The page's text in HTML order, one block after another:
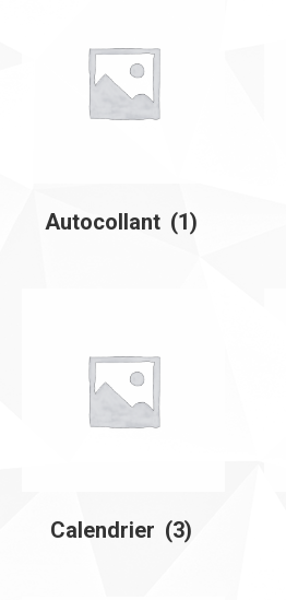
Autocollant (1)
Calendrier (3)